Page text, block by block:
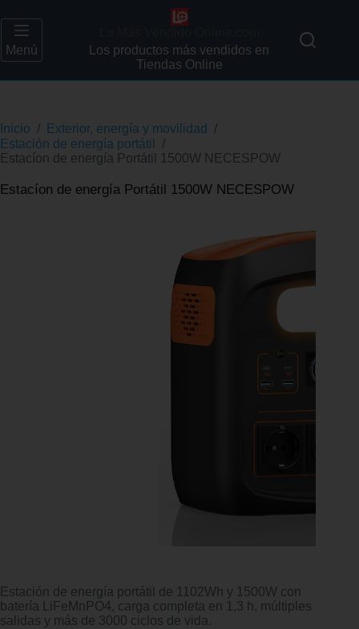
Menú
Los productos más vendidos en
Tiendas Online
Inicio / Exterior, energía y movilidad
/
Estación de energía portátil
/
Estacíon de energía Portátil 1500W NECESPOW
Estacíon de energía Portátil 1500W NECESPOW
Estación de energía portátil de 1102Wh y 1500W con
batería LiFeMnPO4, carga completa en 1,3 h, múltiples
salidas y más de 3000 ciclos de vida.